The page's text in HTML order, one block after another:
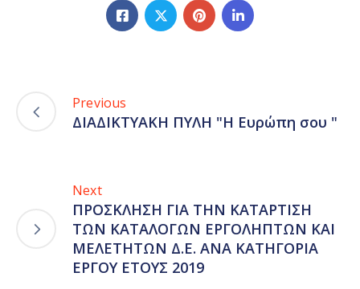
Previous
ΔΙΑΔΙΚΤΥΑΚΗ ΠΥΛΗ "Η Ευρώπη σου "
Next
ΠΡΟΣΚΛΗΣΗ ΓΙΑ ΤΗΝ ΚΑΤΑΡΤΙΣΗ
ΤΩΝ ΚΑΤΑΛΟΓΩΝ ΕΡΓΟΛΗΠΤΩΝ ΚΑΙ
ΜΕΛΕΤΗΤΩΝ Δ.Ε. ΑΝΑ ΚΑΤΗΓΟΡΙΑ
ΕΡΓΟΥ ΕΤΟΥΣ 2019